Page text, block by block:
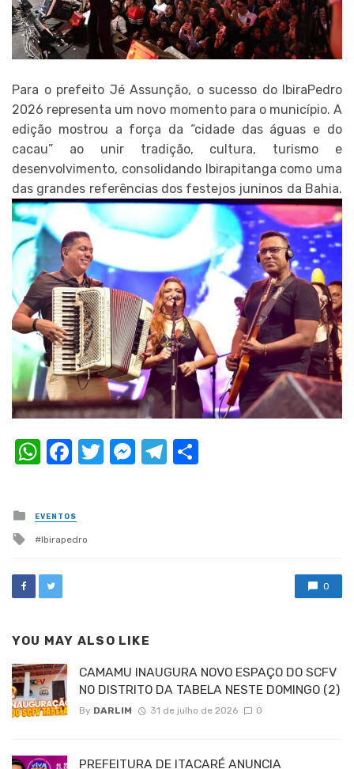
Para o prefeito Jé Assunção, o sucesso do IbiraPedro
2026 representa um novo momento para o município. A
edição mostrou a força da “cidade das águas e do
cacau” ao unir tradição, cultura, turismo e
desenvolvimento, consolidando Ibirapitanga como uma
das grandes referências dos festejos juninos da Bahia.
WhatsApp
Facebook
Twitter
Messenger
Telegram
Posted
in
EVENTOS
Tagged
Ibirapedro
0
YOU MAY ALSO LIKE
CAMAMU INAUGURA NOVO ESPAÇO DO SCFV
NO DISTRITO DA TABELA NESTE DOMINGO (2)
By DARLIM 31 de julho de 2026 0
PREFEITURA DE ITACARÉ ANUNCIA